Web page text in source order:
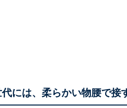
には、柔らかい物腰で接